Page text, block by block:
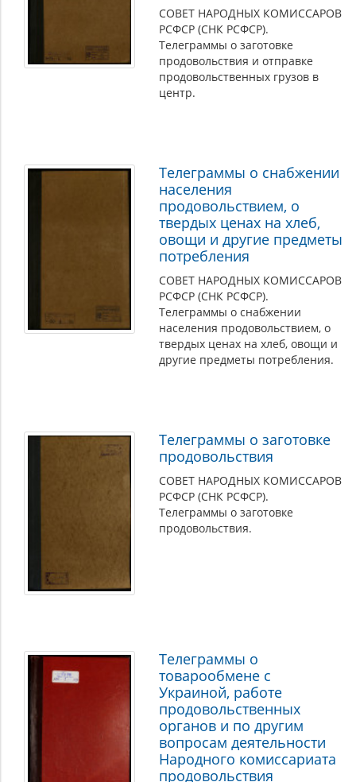
СОВЕТ НАРОДНЫХ КОМИССАРОВ
РСФСР (СНК РСФСР).
Телеграммы о заготовке
продовольствия и отправке
продовольственных грузов в
центр.
Телеграммы о снабжении
населения
продовольствием, о
твердых ценах на хлеб,
овощи и другие предметы
потребления
СОВЕТ НАРОДНЫХ КОМИССАРОВ
РСФСР (СНК РСФСР).
Телеграммы о снабжении
населения продовольствием, о
твердых ценах на хлеб, овощи и
другие предметы потребления.
Телеграммы о заготовке
продовольствия
СОВЕТ НАРОДНЫХ КОМИССАРОВ
РСФСР (СНК РСФСР).
Телеграммы о заготовке
продовольствия.
Телеграммы о
товарообмене с
Украиной, работе
продовольственных
органов и по другим
вопросам деятельности
Народного комиссариата
продовольствия